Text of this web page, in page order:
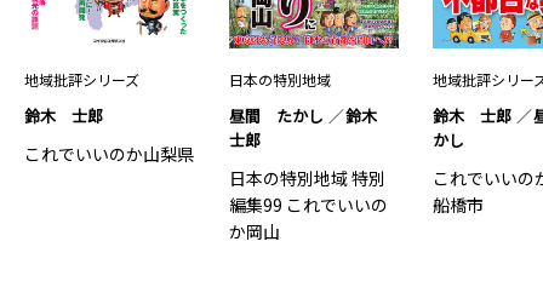
地域批評シリーズ
鈴木 士郎
これでいいのか山梨県
日本の特別地域
昼間 たかし
鈴木
士郎
日本の特別地域 特別
編集99 これでいいの
か岡山
地域批評シリー
鈴木 士郎
かし
これでいいの
船橋市